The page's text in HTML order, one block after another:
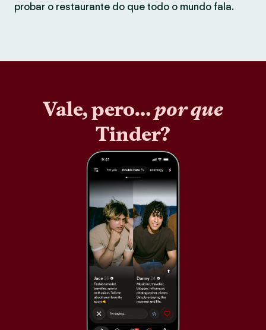
probar o restaurante do que todo o mundo fala.
Vale, pero…por que
Tinder?